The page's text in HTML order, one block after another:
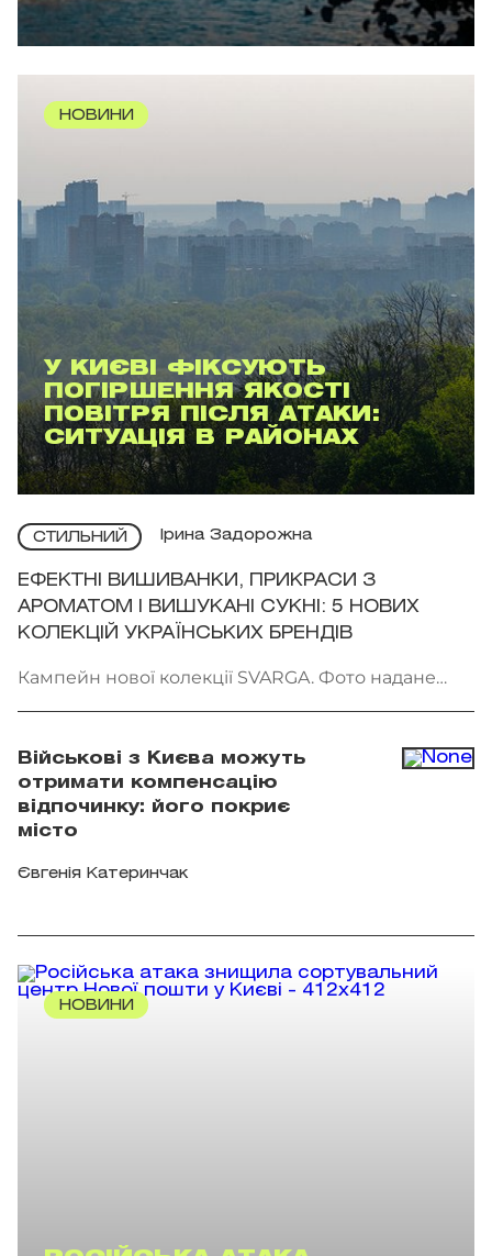
НОВИНИ
У КИЄВІ ФІКСУЮТЬ
ПОГІРШЕННЯ ЯКОСТІ
ПОВІТРЯ ПІСЛЯ АТАКИ:
СИТУАЦІЯ В РАЙОНАХ
СТИЛЬНИЙ Ірина Задорожна
ЕФЕКТНІ ВИШИВАНКИ, ПРИКРАСИ З
АРОМАТОМ І ВИШУКАНІ СУКНІ: 5 НОВИХ
КОЛЕКЦІЙ УКРАЇНСЬКИХ БРЕНДІВ
Кампейн нової колекції SVARGA. Фото надане
Військові з Києва можуть
отримати компенсацію
відпочинку: його покриє
місто
Євгенія Катеринчак
НОВИНИ